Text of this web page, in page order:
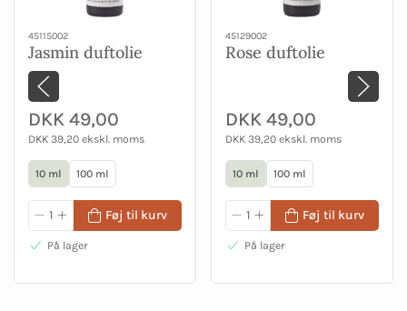
45115002
Jasmin duftolie
DKK 49,00
DKK 39,20 ekskl. moms
10 ml 100 ml
Føj til kurv
På lager
45129002
Rose duftolie
DKK 49,00
DKK 39,20 ekskl. moms
10 ml 100 ml
Føj til kurv
På lager